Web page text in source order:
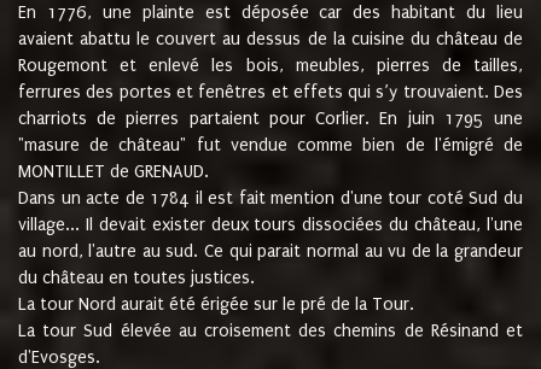
En 1776, une plainte est déposée car des habitant du lieu
avaient abattu le couvert au dessus de la cuisine du château de
Rougemont et enlevé les bois, meubles, pierres de tailles,
ferrures des portes et fenêtres et effets qui s’y trouvaient. Des
charriots de pierres partaient pour Corlier. En juin 1795 une
"masure de château" fut vendue comme bien de l'émigré de
MONTILLET de GRENAUD.
Dans un acte de 1784 il est fait mention d'une tour coté Sud du
village... Il devait exister deux tours dissociées du château, l'une
au nord, l'autre au sud. Ce qui parait normal au vu de la grandeur
du château en toutes justices.
La tour Nord aurait été érigée sur le pré de la Tour.
La tour Sud élevée au croisement des chemins de Résinand et
d'Evosges.